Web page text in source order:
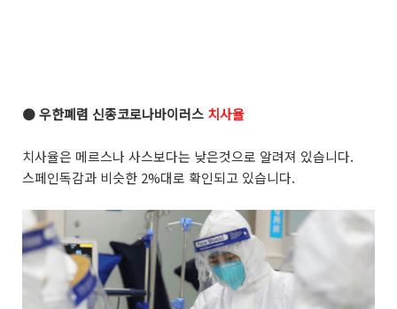
●우한폐렴 신종코로나바이러스 치사율
치사율은 메르스나 사스보다는 낮은것으로 알려져 있습니다.
스페인독감과 비슷한 2%대로 확인되고 있습니다.